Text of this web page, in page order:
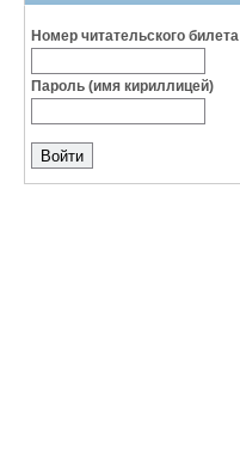
Номер читательского билета
Пароль (имя кириллицей)